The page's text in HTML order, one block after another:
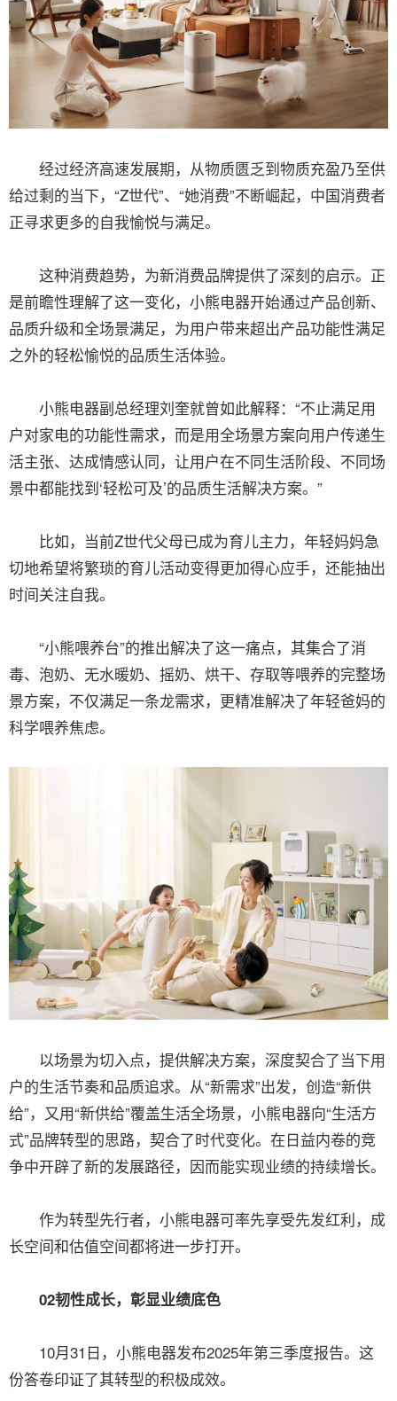
经过经济高速发展期，从物质匮乏到物质充盈乃至供
给过剩的当下，“Z世代”、“她消费”不断崛起，中国消费者
正寻求更多的自我愉悦与满足。
这种消费趋势，为新消费品牌提供了深刻的启示。正
是前瞻性理解了这一变化，小熊电器开始通过产品创新、
品质升级和全场景满足，为用户带来超出产品功能性满足
之外的轻松愉悦的品质生活体验。
小熊电器副总经理刘奎就曾如此解释：“不止满足用
户对家电的功能性需求，而是用全场景方案向用户传递生
活主张、达成情感认同，让用户在不同生活阶段、不同场
景中都能找到‘轻松可及’的品质生活解决方案。”
比如，当前Z世代父母已成为育儿主力，年轻妈妈急
切地希望将繁琐的育儿活动变得更加得心应手，还能抽出
时间关注自我。
“小熊喂养台”的推出解决了这一痛点，其集合了消
毒、泡奶、无水暖奶、摇奶、烘干、存取等喂养的完整场
景方案，不仅满足一条龙需求，更精准解决了年轻爸妈的
科学喂养焦虑。
以场景为切入点，提供解决方案，深度契合了当下用
户的生活节奏和品质追求。从“新需求”出发，创造“新供
给”，又用“新供给”覆盖生活全场景，小熊电器向“生活方
式”品牌转型的思路，契合了时代变化。在日益内卷的竞
争中开辟了新的发展路径，因而能实现业绩的持续增长。
作为转型先行者，小熊电器可率先享受先发红利，成
长空间和估值空间都将进一步打开。
02韧性成长，彰显业绩底色
10月31日，小熊电器发布2025年第三季度报告。这
份答卷印证了其转型的积极成效。